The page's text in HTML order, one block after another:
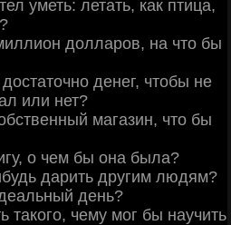
уметь: летать, как птица,
долларов, на что бы
денег, чтобы не
или нет?
магазин, что бы
о чем бы она была?
дарить другим людям?
день?
такого, чему мог бы научить